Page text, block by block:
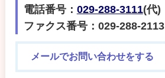
電話番号： 029-288-3111(代)
ファクス番号：029-288-2113
メールでお問い合わせをする